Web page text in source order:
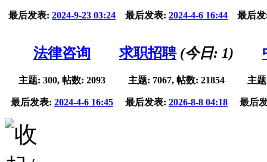
最后发表: 2024-9-23 03:24 最后发表: 2024-4-6 16:44 最后
法律咨询
主题: 300, 帖数: 2093
最后发表: 2024-4-6 16:45
求职招聘(今日: 1)
主题: 7067, 帖数: 21854
最后发表: 2026-8-8 04:18
主
最后